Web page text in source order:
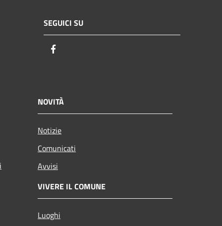
SEGUICI SU
NOVITÀ
Notizie
Comunicati
Avvisi
VIVERE IL COMUNE
Luoghi